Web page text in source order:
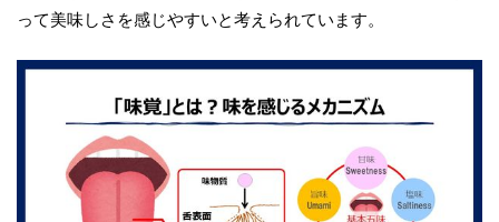
って美味しさを感じやすいと考えられています。